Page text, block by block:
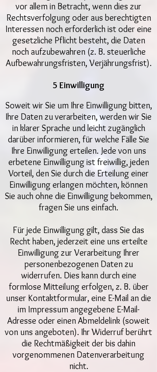
vor allem in Betracht, wenn dies zur
Rechtsverfolgung oder aus berechtigten
Interessen noch erforderlich ist oder eine
gesetzliche Pflicht besteht, die Daten
noch aufzubewahren (z. B. steuerliche
Aufbewahrungsfristen, Verjährungsfrist).
5 Einwilligung
Soweit wir Sie um Ihre Einwilligung bitten,
Ihre Daten zu verarbeiten, werden wir Sie
in klarer Sprache und leicht zugänglich
darüber informieren, für welche Fälle Sie
Ihre Einwilligung erteilen. Jede von uns
erbetene Einwilligung ist freiwillig, jeden
Vorteil, den Sie durch die Erteilung einer
Einwilligung erlangen möchten, können
Sie auch ohne die Einwilligung bekommen,
fragen Sie uns einfach.
Für jede Einwilligung gilt, dass Sie das
Recht haben, jederzeit eine uns erteilte
Einwilligung zur Verarbeitung Ihrer
personenbezogenen Daten zu
widerrufen. Dies kann durch eine
formlose Mitteilung erfolgen, z. B. über
unser Kontaktformular, eine E-Mail an die
im Impressum angegebene E-Mail-
Adresse oder einen Abmeldelink (soweit
von uns angeboten). Ihr Widerruf berührt
die Rechtmäßigkeit der bis dahin
vorgenommenen Datenverarbeitung
nicht.